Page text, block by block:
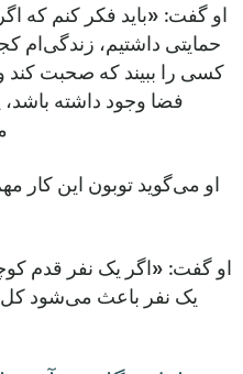
حمایتی داشتیم، زندگی‌ام
کسی را ببیند که صحبت کند
فضا وجود داشته باشد،
او می‌گوید توبون این کار
او گفت: «اگر یک نفر قدم
یک نفر باعث می‌شود کل